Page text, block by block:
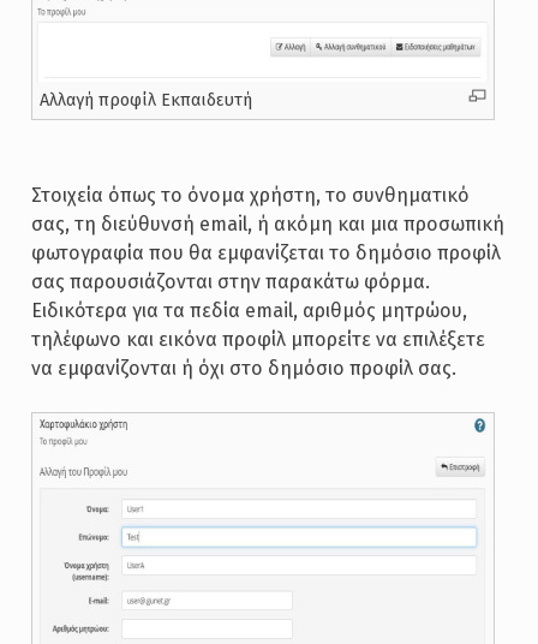
Αλλαγή προφίλ Εκπαιδευτή
Στοιχεία όπως το όνομα χρήστη, το συνθηματικό
σας, τη διεύθυνσή email, ή ακόμη και μια προσωπική
φωτογραφία που θα εμφανίζεται το δημόσιο προφίλ
σας παρουσιάζονται στην παρακάτω φόρμα.
Ειδικότερα για τα πεδία email, αριθμός μητρώου,
τηλέφωνο και εικόνα προφίλ μπορείτε να επιλέξετε
να εμφανίζονται ή όχι στο δημόσιο προφίλ σας.